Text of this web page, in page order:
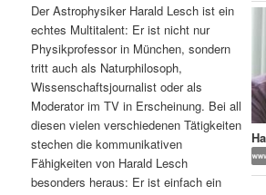
h
a
l
t
s
I
n
h
a
l
Der Astrophysiker Harald Lesch ist ein
echtes Multitalent: Er ist nicht nur
Physikprofessor in München, sondern
tritt auch als Naturphilosoph,
Wissenschaftsjournalist oder als
Moderator im TV in Erscheinung. Bei all
diesen vielen verschiedenen Tätigkeiten
stechen die kommunikativen
Fähigkeiten von Harald Lesch
besonders heraus: Er ist einfach ein